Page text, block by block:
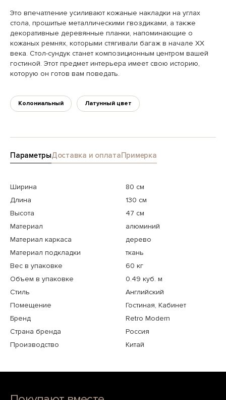
Это впечатление усиливают кожаные накладки на углах
стола, прошитые металлическими гвоздиками, а также
декоративные деревянные планки, напоминающие о
кожаных ремнях, которыми стягивали багаж в начале XX
века. Стол-сундук станет композиционным центром вашей
гостиной. Этот предмет интерьера имеет свою историю,
которую он готов вам поведать.
Колониальный Латунный цвет
ПараметрыДоставка и оплатаПримерка
Ширина
80 см
Длина
130 см
Высота
47 см
Материал
алюминий
Материал каркаса
дерево
Материал подкладки
ткань
Вес в упаковке
60 кг
Объем в упаковке
0.49 куб. м
Стиль
Английский
Помещение
Гостиная, Кабинет
Бренд
Retro Modern
Страна бренда
Россия
Производство
Китай